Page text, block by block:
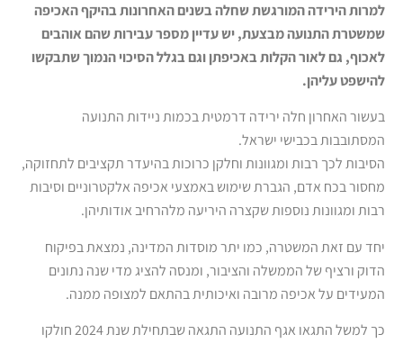
למרות הירידה המורגשת שחלה בשנים האחרונות בהיקף האכיפה
שמשטרת התנועה מבצעת, יש עדיין מספר עבירות שהם אוהבים
לאכוף, גם לאור הקלות באכיפתן וגם בגלל הסיכוי הנמוך שתבקשו
להישפט עליהן.
בעשור האחרון חלה ירידה דרמטית בכמות ניידות התנועה
המסתובבות בכבישי ישראל.
הסיבות לכך רבות ומגוונות וחלקן כרוכות בהיעדר תקציבים לתחזוקה,
מחסור בכח אדם, הגברת שימוש באמצעי אכיפה אלקטרוניים וסיבות
רבות ומגוונות נוספות שקצרה היריעה מלהרחיב אודותיהן.
יחד עם זאת המשטרה, כמו יתר מוסדות המדינה, נמצאת בפיקוח
הדוק ורציף של הממשלה והציבור, ומנסה להציג מדי שנה נתונים
המעידים על אכיפה מרובה ואיכותית בהתאם למצופה ממנה.
כך למשל התגאו אגף התנועה התגאה שבתחילת שנת 2024 חולקו